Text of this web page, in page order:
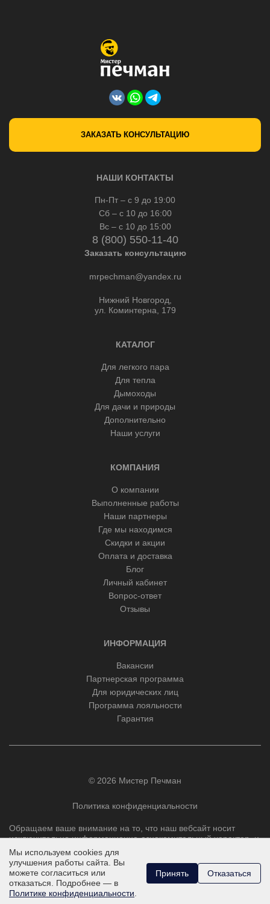
ЗАКАЗАТЬ КОНСУЛЬТАЦИЮ
НАШИ КОНТАКТЫ
Пн-Пт – с 9 до 19:00
Сб – с 10 до 16:00
Вс – с 10 до 15:00
8 (800) 550-11-40
Заказать консультацию
mrpechman@yandex.ru
Нижний Новгород,
ул. Коминтерна, 179
КАТАЛОГ
Для легкого пара
Для тепла
Дымоходы
Для дачи и природы
Дополнительно
Наши услуги
КОМПАНИЯ
О компании
Выполненные работы
Наши партнеры
Где мы находимся
Скидки и акции
Оплата и доставка
Блог
Личный кабинет
Вопрос-ответ
Отзывы
ИНФОРМАЦИЯ
Вакансии
Партнерская программа
Для юридических лиц
Программа лояльности
Гарантия
© 2026 Мистер Печман
Политика конфиденциальности
Обращаем ваше внимание на то, что наш вебсайт носит
исключительно информационно-ознакомительный характер, и
ни при каких условиях не является публичной офертой,
определяемой положениями Статьи 437 Гражданского
кодекса РФ.
Мы используем cookies для
улучшения работы сайта. Вы
можете согласиться или
отказаться. Подробнее — в
Политике конфиденциальности
Принять Отказаться